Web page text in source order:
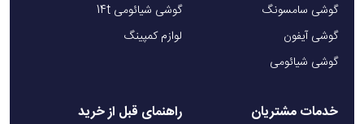
گوشی سامسونگ
گوشی آیفون
گوشی شیائومی
گوشی شیائومی 14t
لوازم کمپینگ
خدمات مشتریان راهنمای قبل از خرید